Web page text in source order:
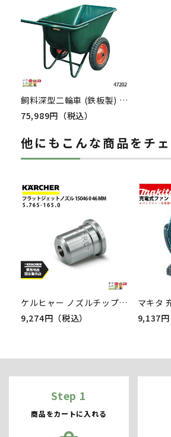
飼料深型二輪車 (鉄板製) 110リットル 47202 二輪車 2輪車 運搬車 鉄製 飼料運搬車 畜産用品 酪農用品
75,989円（税込）
他にもこんな商品をチ
ケルヒャー ノズルチップ 15度 5.765-165.0 クリーナー用 350bar用 アクセサリ ノズル KAERCHER
9,274円（税込）
9,137円
Step 1
商品をカートに入れる